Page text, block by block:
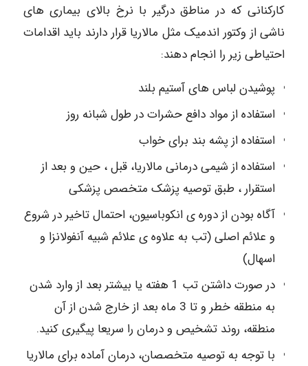
کارکنانی که در مناطق درگیر با نرخ بالای بیماری های
ناشی از وکتور اندمیک مثل مالاریا قرار دارند باید اقدامات
احتیاطی زیر را انجام دهند:
پوشیدن لباس های آستیم بلند
استفاده از مواد دافع حشرات در طول شبانه روز
استفاده از پشه بند برای خواب
استفاده از شیمی درمانی مالاریا، قبل ، حین و بعد از
استقرار ، طبق توصیه پزشک متخصص پزشکی
آگاه بودن از دوره ی انکوباسیون، احتمال تاخیر در شروع
و علائم اصلی (تب به علاوه ی علائم شبیه آنفولانزا و
اسهال)
در صورت داشتن تب 1 هفته یا بیشتر بعد از وارد شدن
به منطقه خطر و تا 3 ماه بعد از خارج شدن از آن
منطقه، روند تشخیص و درمان را سریعا پیگیری کنید.
با توجه به توصیه متخصصان، درمان آماده برای مالاریا